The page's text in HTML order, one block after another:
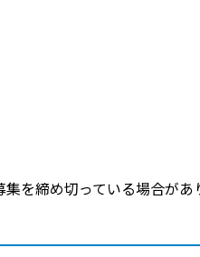
を締め切っている場合があ